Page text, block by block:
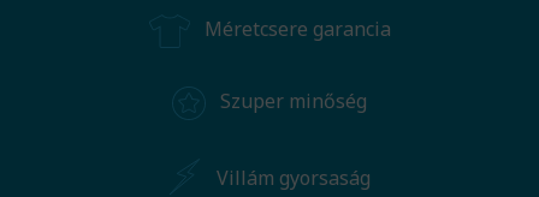
Méretcsere garancia
Szuper minőség
Villám gyorsaság